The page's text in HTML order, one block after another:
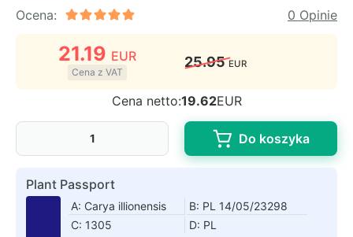
Rudbeckia
Liliowiec
Hakonechoa (trawa bambusowa)
Różanecznik
Pnącza
Ocena:
0 Opinie
21.19 EUR
Cena z VAT
25.95 EUR
Cena netto:19.62EUR
Do koszyka
Plant Passport
A: Carya illionensis
B: PL 14/05/23298
C: 1305
D: PL